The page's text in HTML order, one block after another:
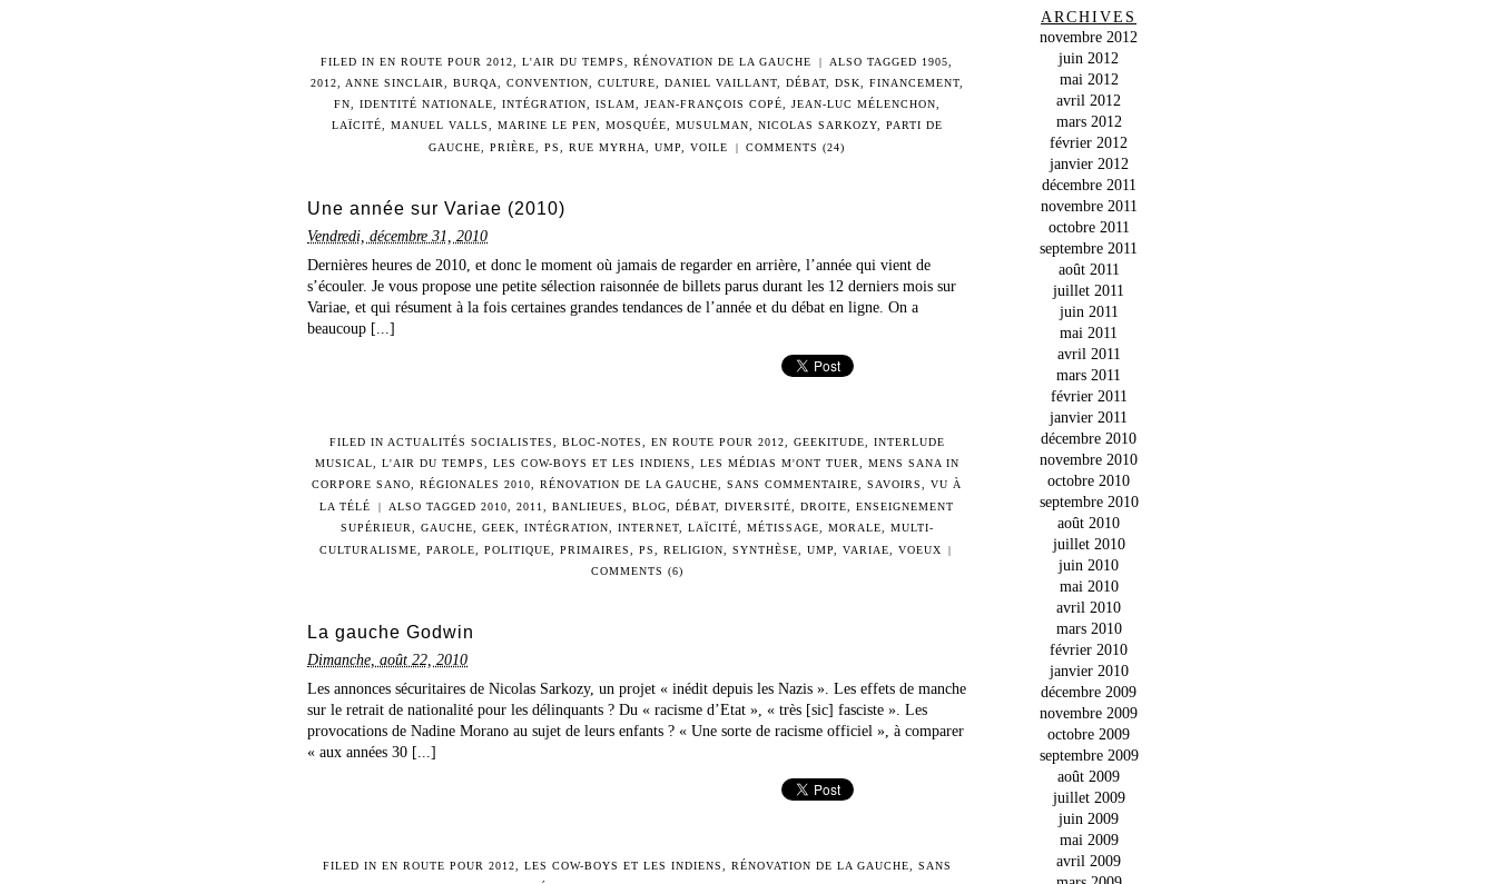
FILED INEN ROUTE POUR 2012,L'AIR DU TEMPS,RÉNOVATION DE LA GAUCHE | ALSO TAGGED 1905,
2012, ANNE SINCLAIR, BURQA, CONVENTION, CULTURE, DANIEL VAILLANT, DÉBAT, DSK, FINANCEMENT,
FN, IDENTITÉ NATIONALE, INTÉGRATION, ISLAM, JEAN-FRANÇOIS COPÉ, JEAN-LUC MÉLENCHON,
LAÏCITÉ, MANUEL VALLS, MARINE LE PEN, MOSQUÉE, MUSULMAN, NICOLAS SARKOZY, PARTI DE
GAUCHE,PRIÈRE,PS,RUE MYRHA,UMP,VOILE | COMMENTS (24)
Une année sur Variae (2010)
Vendredi, décembre 31, 2010
Dernières heures de 2010, et donc le moment où jamais de regarder en arrière, l’année qui vient de
s’écouler. Je vous propose une petite sélection raisonnée de billets parus durant les 12 derniers mois sur
Variae, et qui résument à la fois certaines grandes tendances de l’année et du débat en ligne. On a
beaucoup [...]
FILED IN ACTUALITÉS SOCIALISTES, BLOC-NOTES, EN ROUTE POUR 2012, GEEKITUDE, INTERLUDE
MUSICAL, L'AIR DU TEMPS, LES COW-BOYS ET LES INDIENS, LES MÉDIAS M'ONT TUER, MENS SANA IN
CORPORE SANO, RÉGIONALES 2010, RÉNOVATION DE LA GAUCHE, SANS COMMENTAIRE, SAVOIRS, VU À
LA TÉLÉ
| ALSO TAGGED 2010, 2011, BANLIEUES, BLOG, DÉBAT, DIVERSITÉ, DROITE, ENSEIGNEMENT
SUPÉRIEUR, GAUCHE, GEEK, INTÉGRATION, INTERNET, LAÏCITÉ, MÉTISSAGE, MORALE, MULTI-
CULTURALISME, PAROLE, POLITIQUE, PRIMAIRES, PS, RELIGION, SYNTHÈSE, UMP, VARIAE, VOEUX
|
COMMENTS (6)
La gauche Godwin
Dimanche, août 22, 2010
Les annonces sécuritaires de Nicolas Sarkozy, un projet « inédit depuis les Nazis ». Les effets de manche
sur le retrait de nationalité pour les délinquants ? Du « racisme d’Etat », « très [sic] fasciste ». Les
provocations de Nadine Morano au sujet de leurs enfants ? « Une sorte de racisme officiel », à comparer
« aux années 30 [...]
FILED IN EN ROUTE POUR 2012 LES COW-BOYS ET LES INDIENS RÉNOVATION DE LA GAUCHE
SANS
ARCHIVES
novembre 2012
juin 2012
mai 2012
avril 2012
mars 2012
février 2012
janvier 2012
décembre 2011
novembre 2011
octobre 2011
septembre 2011
août 2011
juillet 2011
juin 2011
mai 2011
avril 2011
mars 2011
février 2011
janvier 2011
décembre 2010
novembre 2010
octobre 2010
septembre 2010
août 2010
juillet 2010
juin 2010
mai 2010
avril 2010
mars 2010
février 2010
janvier 2010
décembre 2009
novembre 2009
octobre 2009
septembre 2009
août 2009
juillet 2009
juin 2009
mai 2009
avril 2009